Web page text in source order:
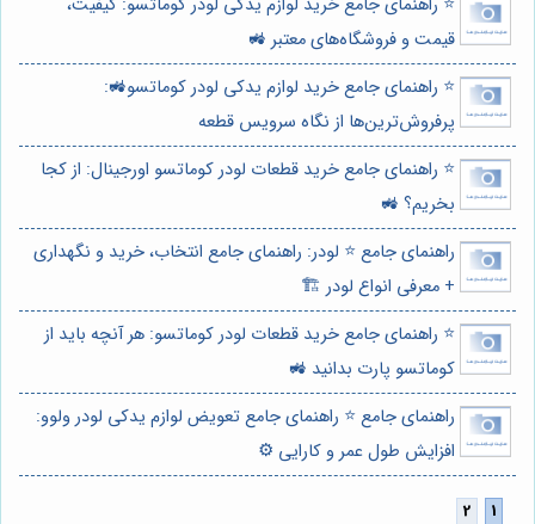
قیمت و فروشگاه‌های معتبر 🚜
⭐️ راهنمای جامع خرید لوازم یدکی لودر کوماتسو🚜:
پرفروش‌ترین‌ها از نگاه سرویس قطعه
⭐️ راهنمای جامع خرید قطعات لودر کوماتسو اورجینال: از کجا
بخریم؟ 🚜
راهنمای جامع ⭐️ لودر: راهنمای جامع انتخاب، خرید و نگهداری
+ معرفی انواع لودر 🏗️
⭐️ راهنمای جامع خرید قطعات لودر کوماتسو: هر آنچه باید از
کوماتسو پارت بدانید 🚜
راهنمای جامع ⭐️ راهنمای جامع تعویض لوازم یدکی لودر ولوو:
افزایش طول عمر و کارایی ⚙️